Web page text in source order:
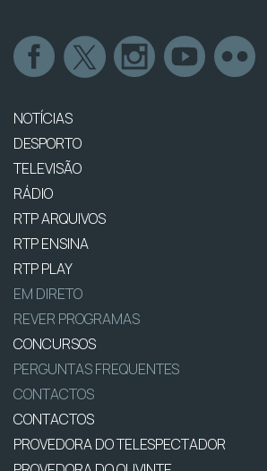
NOTÍCIAS
DESPORTO
TELEVISÃO
RÁDIO
RTP ARQUIVOS
RTP ENSINA
RTP PLAY
EM DIRETO
REVER PROGRAMAS
CONCURSOS
PERGUNTAS FREQUENTES
CONTACTOS
CONTACTOS
PROVEDORA DO TELESPECTADOR